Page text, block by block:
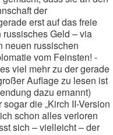
der
erst auf das freie
Geld – via
neuen russischen
vom Feinsten! -
viel mehr zu der gerade
Auflage zu lesen ist
dazu ernannt)
die „Kirch II-Version
schon alles verloren
sich – vielleicht – der